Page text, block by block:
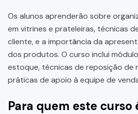
Os alunos aprenderão sobre
em vitrines e prateleiras, técnicas
cliente, e a importância da
dos produtos. O curso inclui
estoque, técnicas de reposição de
práticas de apoio à equipe de
Para quem este curso